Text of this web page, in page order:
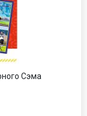
Сэма